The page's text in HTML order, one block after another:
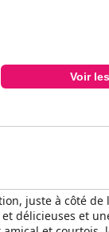
lacunes
Voir
juste à côté
délicieuses et